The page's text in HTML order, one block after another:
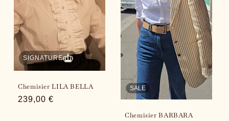
SIGNATURE
Chemisier LILA BELLA
Regular
239,00 €
SALE
Chemisier BARBARA